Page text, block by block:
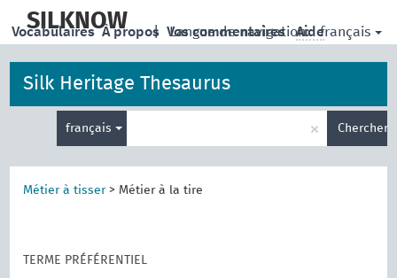
main
SILKNOW | Langue de navigation: français
Vocabulaires À propos Vos commentaires Aide
Silk Heritage Thesaurus
français
de
recherche
× Chercher
Métier à tisser> Métier à la tire
TERME PRÉFÉRENTIEL